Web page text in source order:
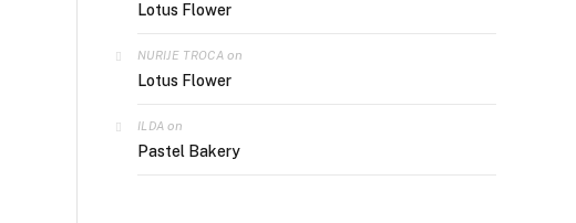
Lotus Flower
NURIJE TROCAon
Lotus Flower
ILDA on
Pastel Bakery